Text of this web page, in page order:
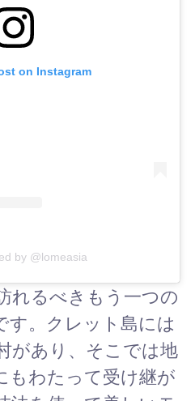
on Instagram
by @lomeasia
れるべきもう一つの
す。クレット島には
があり、そこでは地
もわたって受け継が